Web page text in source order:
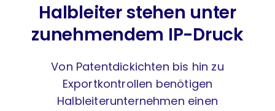
Halbleiter stehen unter
zunehmendem IP-Druck
Von Patentdickichten bis hin zu
Exportkontrollen benötigen
Halbleiterunternehmen einen